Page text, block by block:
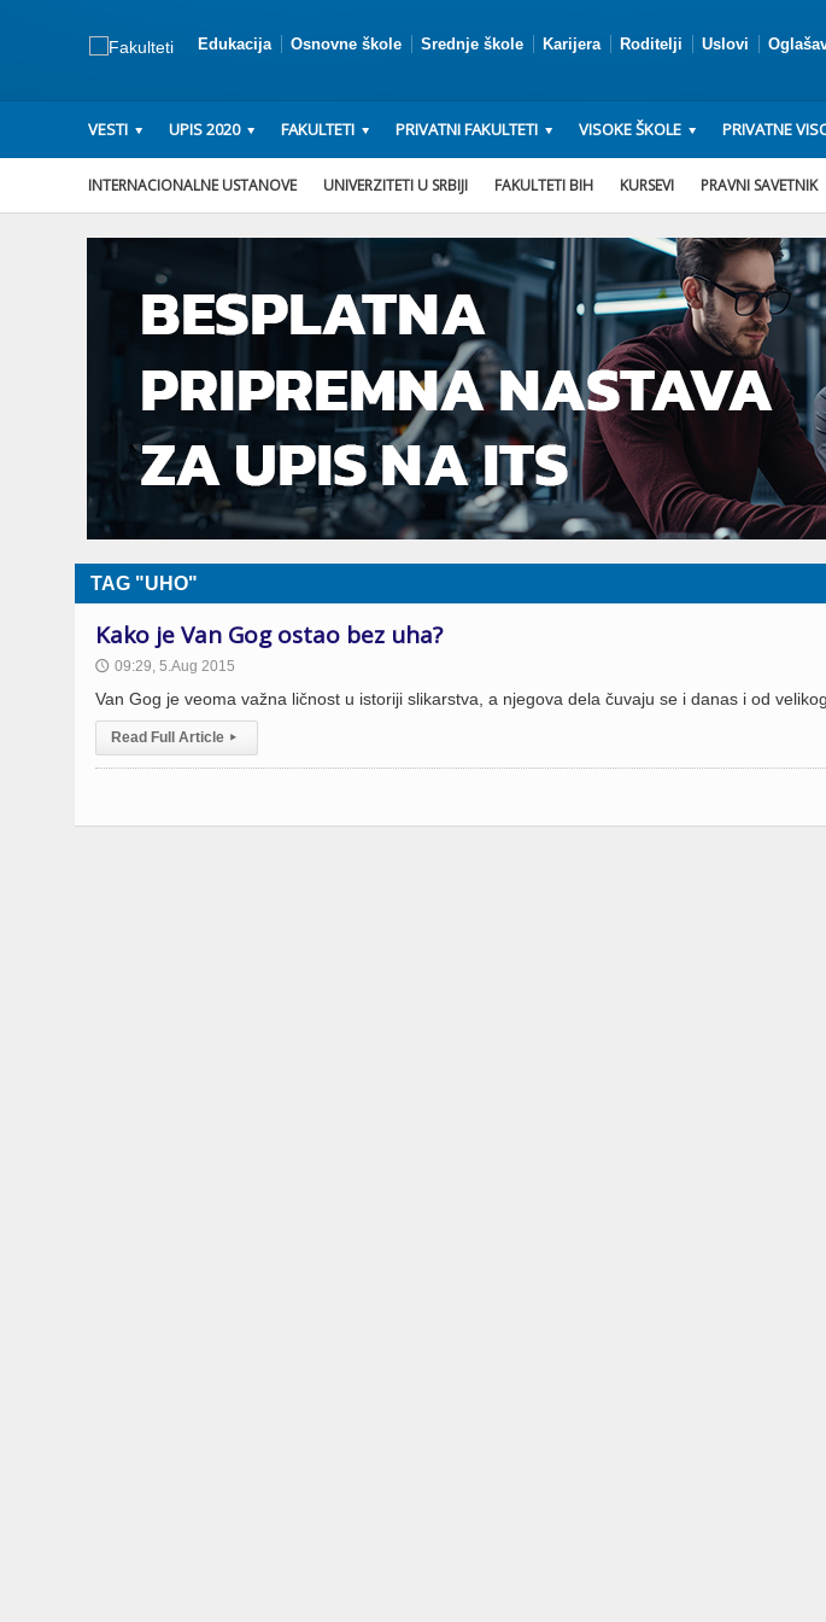
Edukacija Osnovne škole Srednje škole Karijera Roditelji Uslovi
VESTI UPIS 2020 FAKULTETI PRIVATNI FAKULTETI VISOKE ŠKOLE PRIVATNE
INTERNACIONALNE USTANOVE UNIVERZITETI U SRBIJI FAKULTETI BIH KURSEVI PRAVNI SAVETNIK
TAG "UHO"
Kako je Van Gog ostao bez uha?
🕔 09:29, 5.Aug 2015
Van Gog je veoma važna ličnost u istoriji slikarstva, a njegova dela čuvaju se i danas i od
Read Full Article ▸